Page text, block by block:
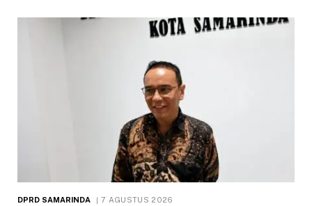
DPRD SAMARINDA 7 AGUSTUS 2026